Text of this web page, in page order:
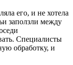
его, и не хотела
заползли между
Специалисты
обработку, и